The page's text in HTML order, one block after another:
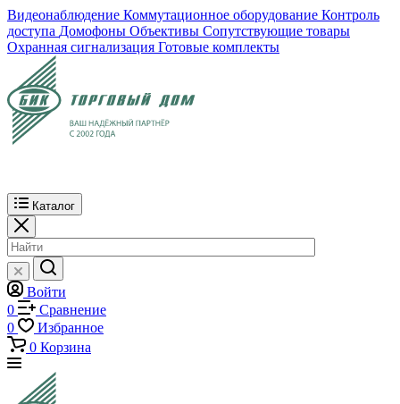
Видеонаблюдение Коммутационное оборудование Контроль
доступа Домофоны Объективы Сопутствующие товары
Охранная сигнализация Готовые комплекты
Каталог
Войти
0
Сравнение
0
Избранное
0 Корзина